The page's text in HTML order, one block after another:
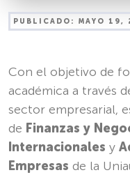
PUBLICADO: MAYO 19,
Con el objetivo de
académica a través
sector empresarial,
de Finanzas y
Internacionales y
Empresas de la